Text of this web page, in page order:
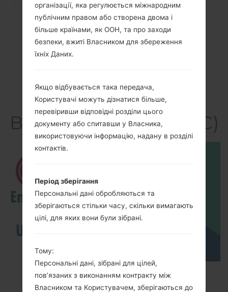
Відео LG235C(LG235C)
How to Enable Developer Options & USB
Debugging on LG ?
організації, яка регулюється міжнародним
публічним правом або створена двома і
більше країнами, як ООН, та про заходи
безпеки, вжиті Власником для збереження
їхніх Даних.
Якщо відбувається така передача,
Користувачі можуть дізнатися більше,
перевіривши відповідні розділи цього
документу або спитавши у Власника,
використовуючи інформацію, надану в розділі
контактів.
Період зберігання
Персональні дані обробляються та
зберігаються стільки часу, скільки вимагають
цілі, для яких вони були зібрані.
Тому:
Персональні дані, зібрані для цілей,
пов’язаних з виконанням контракту між
Власником та Користувачем, зберігаються до